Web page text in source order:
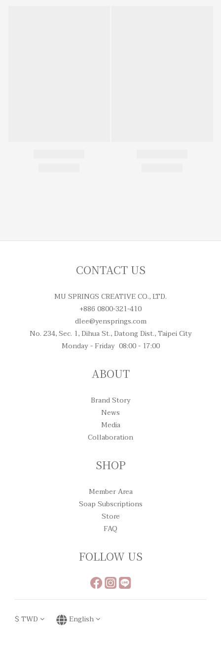
CONTACT US
MU SPRINGS CREATIVE CO., LTD.
+886 0800-321-410
dlee@yensprings.com
No. 234, Sec. 1, Dihua St., Datong Dist., Taipei City
Monday - Friday 08:00 - 17:00
ABOUT
Brand Story
News
Media
Collaboration
SHOP
Member Area
Soap Subscriptions
Store
FAQ
FOLLOW US
$ TWD English